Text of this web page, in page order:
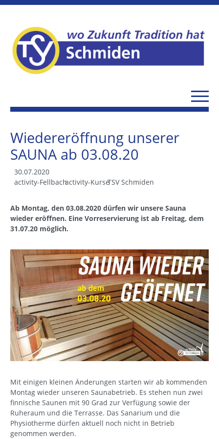
Wiedereröffnung unserer
SAUNA ab 03.08.20
30.07.2020
activity-Fellbachactivity-KurseTSV Schmiden
Ab Montag, den 03.08.2020 dürfen wir unsere Sauna
wieder eröffnen. Eine Vorreservierung ist ab Freitag, dem
31.07.20 möglich.
Mit einigen kleinen Änderungen starten wir ab kommenden
Montag wieder unseren Saunabetrieb. Es stehen nun zwei
finnische Saunen mit 90 Grad zur Verfügung sowie der
Ruheraum und die Terrasse. Das Sanarium und die
Physiotherme dürfen aktuell noch nicht in Betrieb
genommen werden.